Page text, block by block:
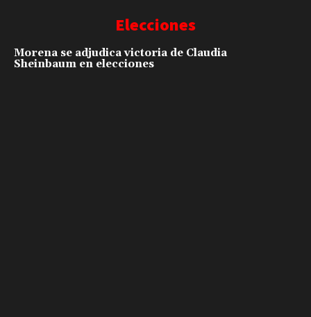
Elecciones
Morena se adjudica victoria de Claudia
Sheinbaum en elecciones